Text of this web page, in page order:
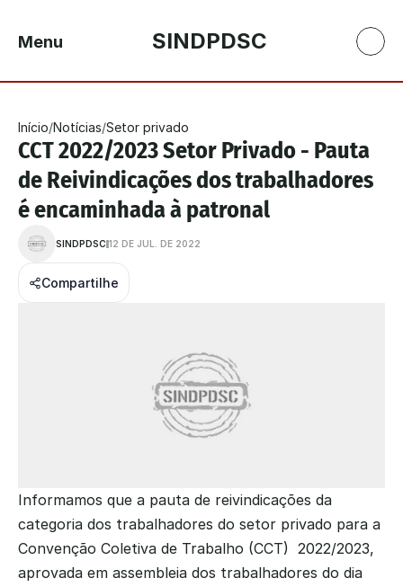
Menu SINDPDSC
Início/Notícias/Setor privado
CCT 2022/2023 Setor Privado - Pauta
de Reivindicações dos trabalhadores
é encaminhada à patronal
SINDPDSC 12 DE JUL. DE 2022
Compartilhe
Informamos que a pauta de reivindicações da
categoria dos trabalhadores do setor privado para a
Convenção Coletiva de Trabalho (CCT)  2022/2023,
aprovada em assembleia dos trabalhadores do dia